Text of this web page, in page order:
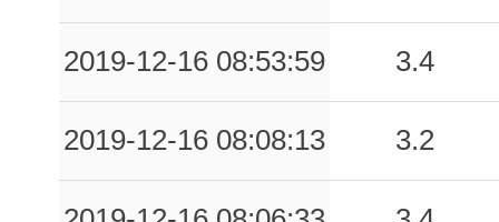
2019-12-16 08:53:59 3.4
2019-12-16 08:08:13 3.2